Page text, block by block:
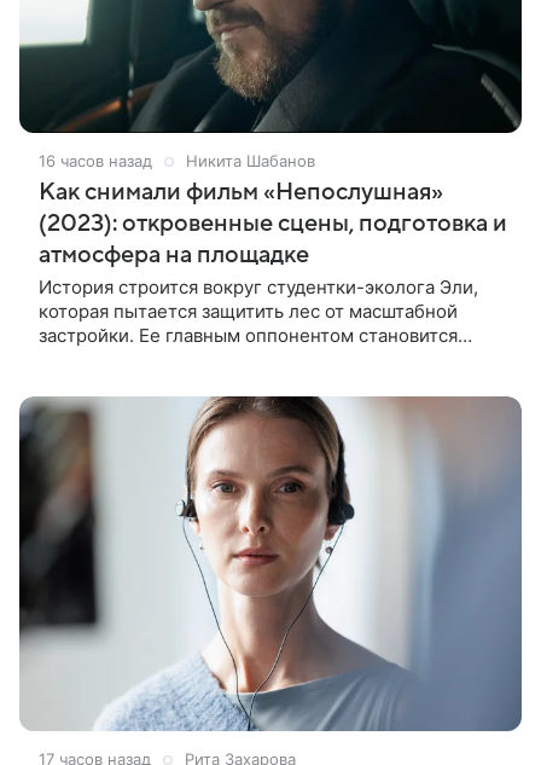
16 часов назад Никита Шабанов
Как снимали фильм «Непослушная»
(2023): откровенные сцены, подготовка и
атмосфера на площадке
История строится вокруг студентки-эколога Эли,
которая пытается защитить лес от масштабной
застройки. Ее главным оппонентом становится
17 часов назад Рита Захарова